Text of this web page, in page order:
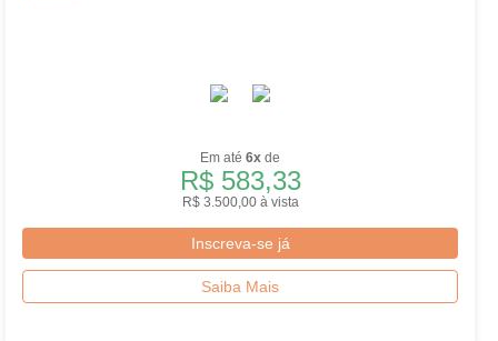
Em até 6x de
R$ 583,33
R$ 3.500,00 à vista
Inscreva-se já
Saiba Mais